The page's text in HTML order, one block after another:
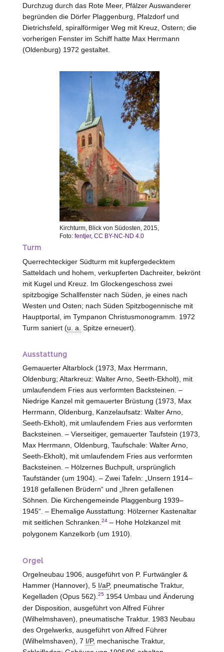
Durchzug durch das Rote Meer, Pfälzer Auswanderer
begründen die Dörfer Plaggenburg, Pfalzdorf und
Dietrichsfeld, spiralförmiger Weg mit Kreuz, Ostern; die
vorherigen Fenster im Schiff hatte Max Herrmann
(Oldenburg) 1972 gestaltet.
Kirchturm, Blick von Südosten, 2015,
Foto: fentjer, CC BY-NC-ND 4.0
Turm
Querrechteckiger Südturm mit kupfergedecktem
Satteldach und hohem, verkupferten Dachreiter, bekrönt
mit Kugel und Kreuz. Im Glockengeschoss zwei
spitzbogige Schallfenster nach Süden, je eines nach
Westen und Osten; nach Süden Spitzbogennische mit
Hauptportal, im Tympanon Christusmonogramm. 1972
Turm saniert (u. a. Spitze erneuert).
Ausstattung
Gemauerter Altarblock (1973, Max Herrmann,
Oldenburg; Altarkreuz: Walter Arno, Seeth-Ekholt), mit
umlaufendem Fries aus verformten Backsteinen. –
Niedrige Kanzel mit gemauerter Brüstung (1973, Max
Herrmann, Oldenburg, Kanzelaufsatz: Walter Arno,
Seeth-Ekholt), mit umlaufendem Fries aus verformten
Backsteinen. – Vierseitiger, gemauerter Taufstein (1973,
Max Herrmann, Oldenburg, Taufschale: Walter Arno,
Seeth-Ekholt), mit umlaufendem Fries aus verformten
Backsteinen. – Hölzernes Buchpult, ursprünglich
Taufständer (um 1904). – Zwei Tafeln: „Unsern 1914–
1918 gefallenen Brüdern“ und „Ihren gefallenen
Söhnen. Die Kirchengemeinde Plaggenburg 1939–
1945“. – Ehemalige Ausstattung: Hölzerner Kastenaltar
mit seitlichen Schranken.24– HoheHolzkanzel mit
polygonem Kanzelkorb (um 1910).
Orgel
Orgelneubau 1906, ausgeführt von P. Furtwängler &
Hammer (Hannover), 5 I/aP, pneumatische Traktur,
Kegelladen (Opus 562). 251954 Umbau und Änderung
der Disposition, ausgeführt von Alfred Führer
(Wilhelmshaven), pneumatische Traktur. 1983 Neubau
des Orgelwerks, ausgeführt von Alfred Führer
(Wilhelmshaven), 7 I/P, mechanische Traktur,